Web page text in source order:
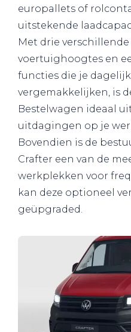
europallets of
uitstekende
Met drie
voertuighoogtes en
functies die je
vergemakkelijken, is
Bestelwagen ideaal
uitdagingen op je
Bovendien is de
Crafter een van de
werkplekken voor
kan deze optioneel
geüpgraded.